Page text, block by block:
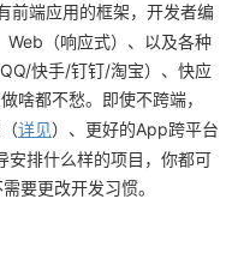
前端应用的框架，开发者编
（响应式）、以及各种
快手/钉钉/淘宝）、快应
啥都不愁。即使不跨端，
详见）、更好的App跨平台
安排什么样的项目，你都可
要更改开发习惯。